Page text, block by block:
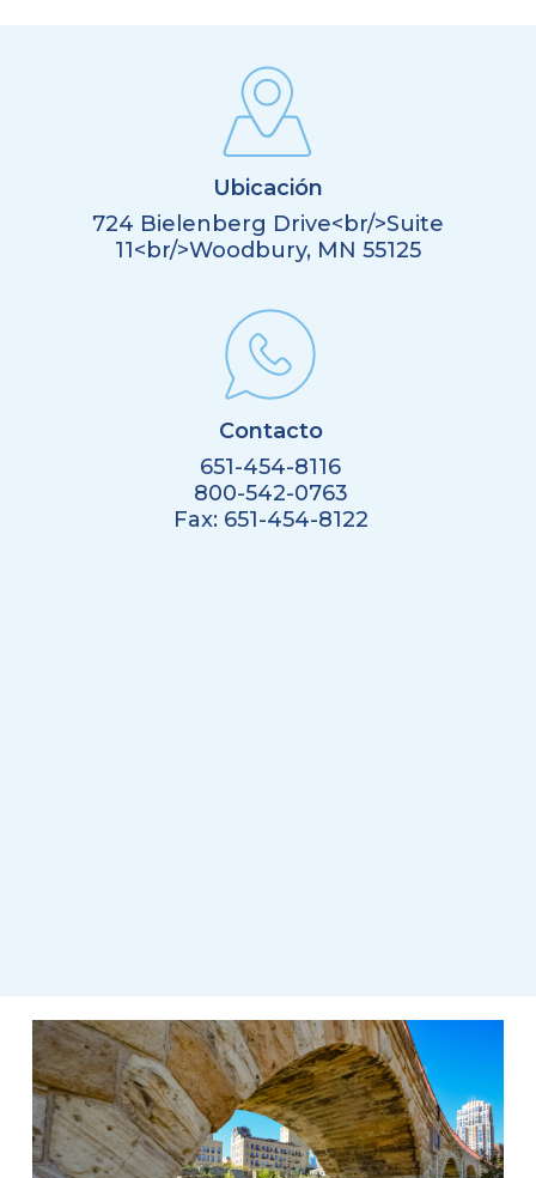
Ubicación
724 Bielenberg Drive<br/>Suite
11<br/>Woodbury, MN 55125
Contacto
651-454-8116
800-542-0763
Fax: 651-454-8122